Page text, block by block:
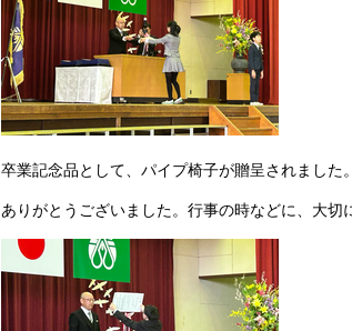
卒業記念品として、パイプ椅子が贈呈されました。
ありがとうございました。行事の時などに、大切